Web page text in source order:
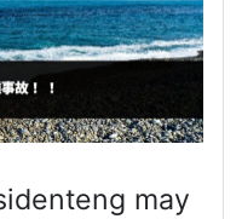
may